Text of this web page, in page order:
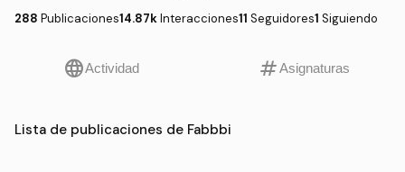
288 Publicaciones14.87kInteracciones11 Seguidores1 Siguiendo
languageActividad tagAsignaturas
Lista de publicaciones de Fabbbi